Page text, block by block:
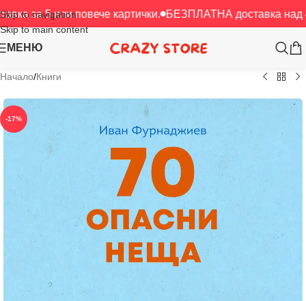
Skip to navigation
Skip to main content
повече картички. БЕЗПЛАТНА доставка над 40 € /
МЕНЮ
Начало/Книги
-17%